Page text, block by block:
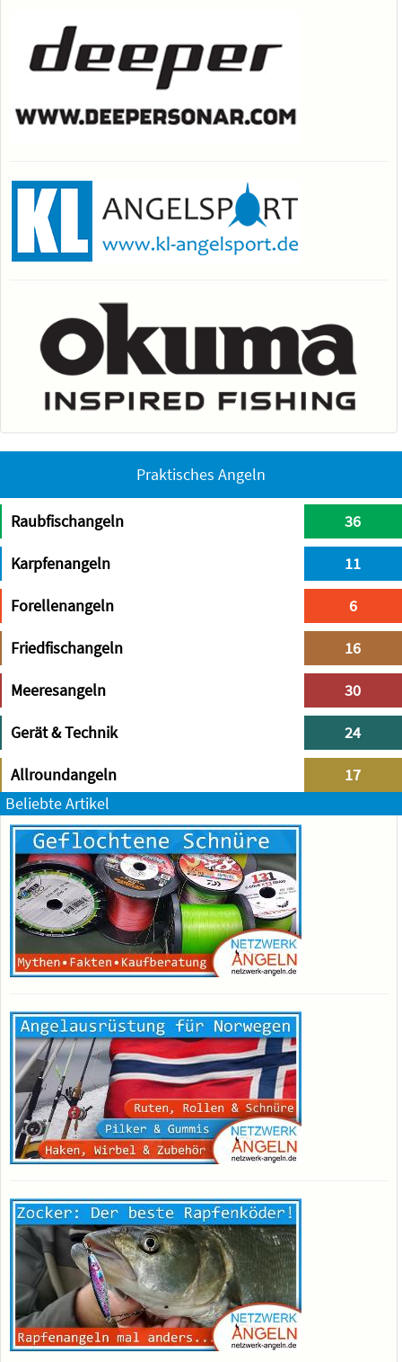
Praktisches Angeln
Raubfischangeln 36
Karpfenangeln 11
Forellenangeln 6
Friedfischangeln 16
Meeresangeln 30
Gerät & Technik 24
Allroundangeln
17
Beliebte Artikel